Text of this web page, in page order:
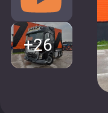
+26